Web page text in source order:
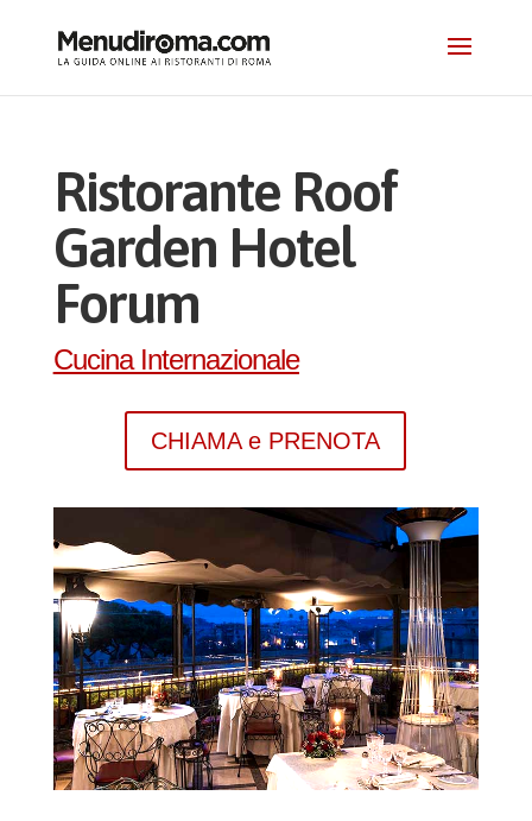
Ristorante Roof
Garden Hotel
Forum
Cucina Internazionale
CHIAMA e PRENOTA